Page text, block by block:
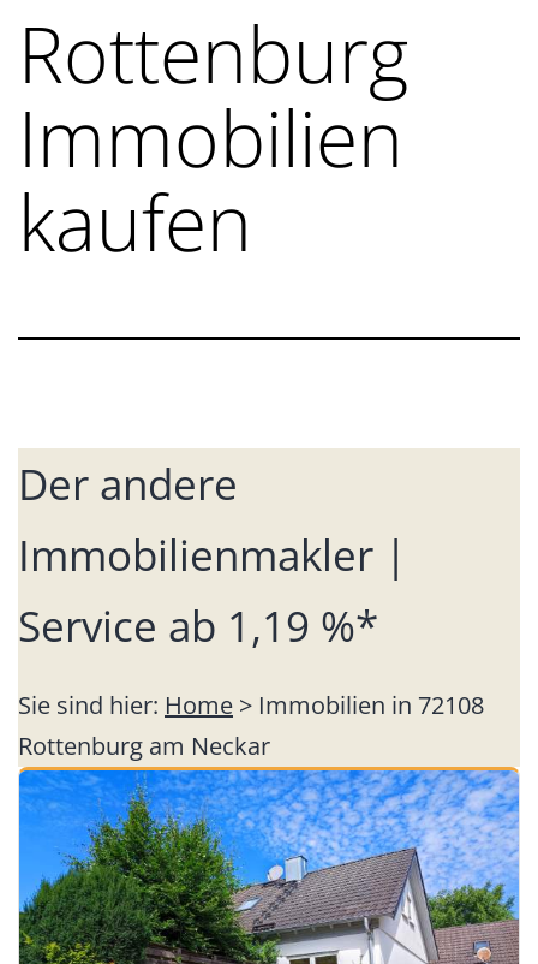
Rottenburg
Immobilien
kaufen
Der andere
Immobilienmakler |
Service ab 1,19 %*
Sie sind hier: Home > Immobilien in 72108
Rottenburg am Neckar